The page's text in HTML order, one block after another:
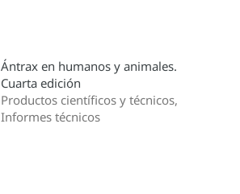
Ántrax en humanos y animales.
Cuarta edición
Productos científicos y técnicos,
Informes técnicos